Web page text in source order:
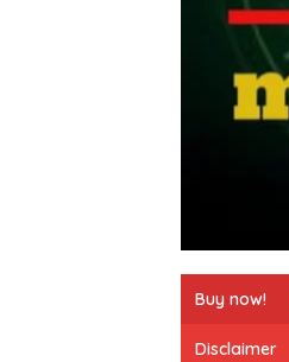
Buy now!
Disclaimer